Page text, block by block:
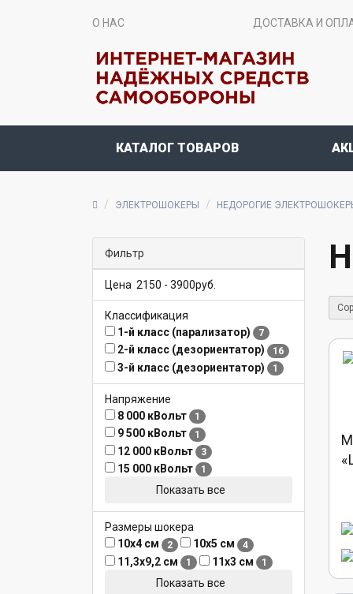
О НАС ДОСТАВКА И
КАТАЛОГ ТОВАРОВ
ЭЛЕКТРОШОКЕРЫ НЕДОРОГИЕ
Фильтр
Цена 2150 - 3900руб.
Классификация
1-й класс (парализатор)
7
2-й класс (дезориентатор) 16
3-й класс (дезориентатор) 1
Напряжение
8 000 кВольт
1
9 500 кВольт 1
12 000 кВольт 3
15 000 кВольт 1
Показать все
Размеры шокера
10х4 см
2 10х5 см 4
11,3х9,2 см 1 11х3 см 1
Показать все